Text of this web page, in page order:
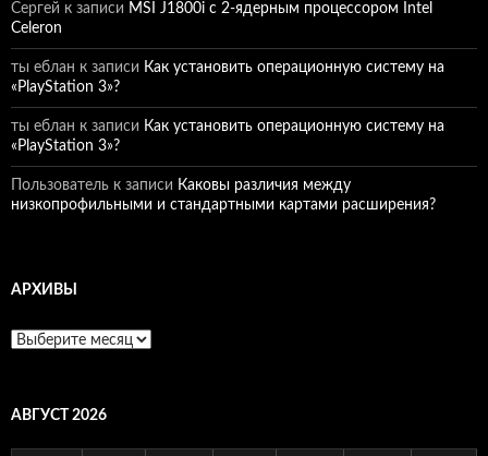
Сергей к записи MSI J1800i с 2-ядерным процессором Intel
Celeron
ты еблан к записи Как установить операционную систему на
«PlayStation 3»?
ты еблан к записи Как установить операционную систему на
«PlayStation 3»?
Пользователь к записи Каковы различия между
низкопрофильными и стандартными картами расширения?
АРХИВЫ
Архивы
АВГУСТ 2026